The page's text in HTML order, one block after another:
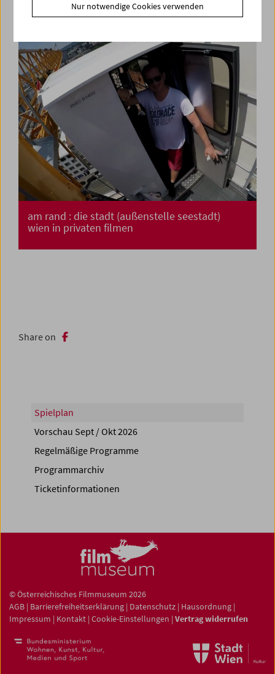
am rand : die stadt (außenstelle seestadt)
wien in privaten filmen
Share on
Spielplan
Vorschau Sept / Okt 2026
Regelmäßige Programme
Programmarchiv
Ticketinformationen
© Österreichisches Filmmuseum 2026
AGB | Barrierefreiheitserklärung | Datenschutz | Hausordnung |
Impressum | Kontakt | Cookie-Einstellungen | Vertrag widerrufen
Nur notwendige Cookies verwenden